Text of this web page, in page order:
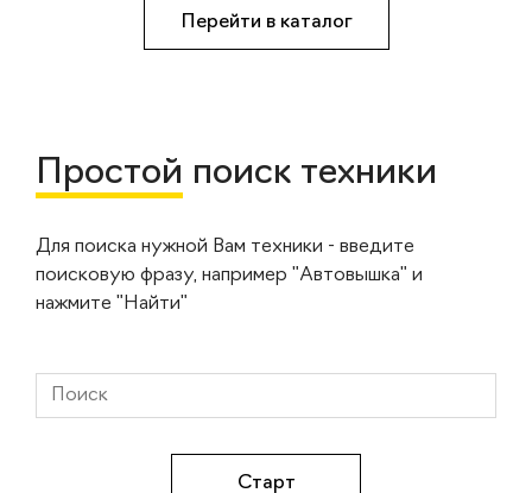
Перейти в каталог
Простой поиск техники
Для поиска нужной Вам техники - введите
поисковую фразу, например "Автовышка" и
нажмите "Найти"